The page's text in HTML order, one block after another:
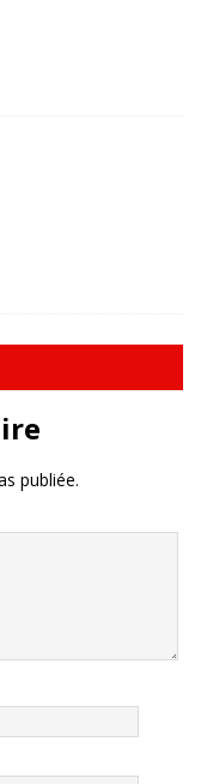
publiée.